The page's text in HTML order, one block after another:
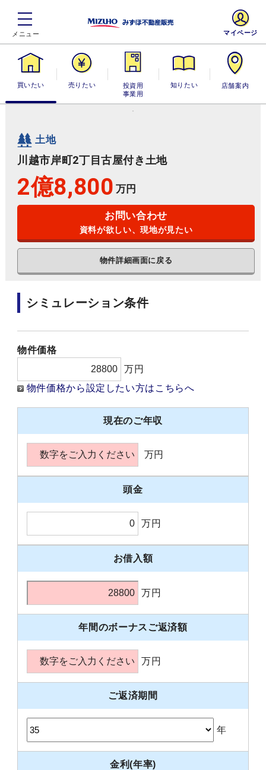
買いたい 売りたい
投資用・事業
用
知りたい 店舗案内
マイページ
土地
川越市岸町2丁目古屋付き土地
2億8,800 万円
お問い合わせ
資料が欲しい、現地が見たい
物件詳細画面に戻る
シミュレーション条件
物件価格
万円
物件価格から設定したい方はこちらへ
現在のご年収
万円
頭金
万円
お借入額
万円
年間のボーナスご返済額
万円
ご返済期間
年
金利(年率)